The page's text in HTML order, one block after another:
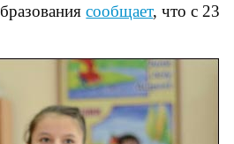
сообщает, что с 23